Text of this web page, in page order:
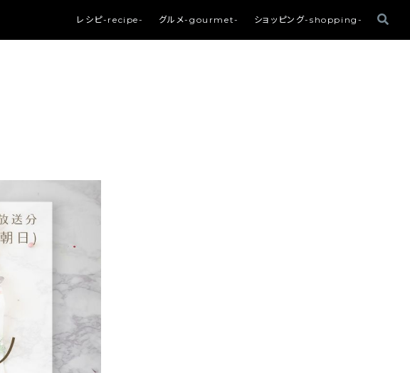
レシピ-recipe- グルメ-gourmet- ショッピング-shopping-